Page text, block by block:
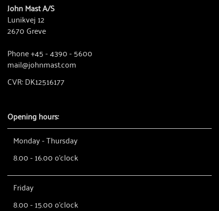
John Mast A/S
Lunikvej 12
2670 Greve
Phone +45 - 4390 - 5600
mail@johnmast.com
CVR: DK12516177
Opening hours:
Monday - Thursday
8.00 - 16.00 o'clock
Friday
8.00 - 15.00 o'clock